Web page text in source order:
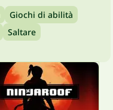
Giochi di abilità
Saltare